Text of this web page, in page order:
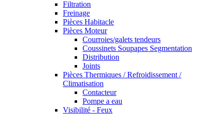
Filtration
Freinage
Pièces Habitacle
Pièces Moteur
Courroies/galets tendeurs
Coussinets Soupapes Segmentation
Distribution
Joints
Pièces Thermiques / Refroidissement /
Climatisation
Contacteur
Pompe a eau
Visibilité - Feux